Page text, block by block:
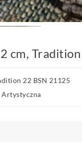
cm,
22 BSN 21125